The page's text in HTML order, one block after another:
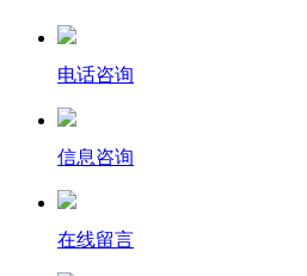
电话咨询
信息咨询
在线留言